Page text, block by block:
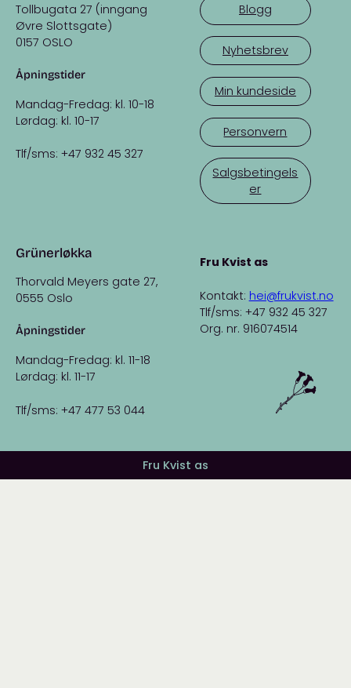
Tollbugata 27 (inngang
Øvre Slottsgate)
0157 OSLO
Åpningstider
Mandag-Fredag: kl. 10-18
Lørdag: kl. 10-17
Tlf/sms: +47 932 45 327
Grünerløkka
Thorvald Meyers gate 27,
0555 Oslo
Åpningstider
Mandag-Fredag: kl. 11-18
Lørdag: kl. 11-17
Tlf/sms: +47 477 53 044
Blogg
Nyhetsbrev
Min kundeside
Personvern
Salgsbetingels
er
Fru Kvist as
Kontakt: hei@frukvist.no
Tlf/sms: +47 932 45 327
Org. nr. 916074514
Fru Kvist as